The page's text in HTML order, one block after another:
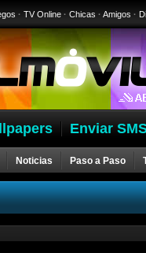
· TV Online · Chicas · Amigos ·
Enviar
Noticias Paso a Paso